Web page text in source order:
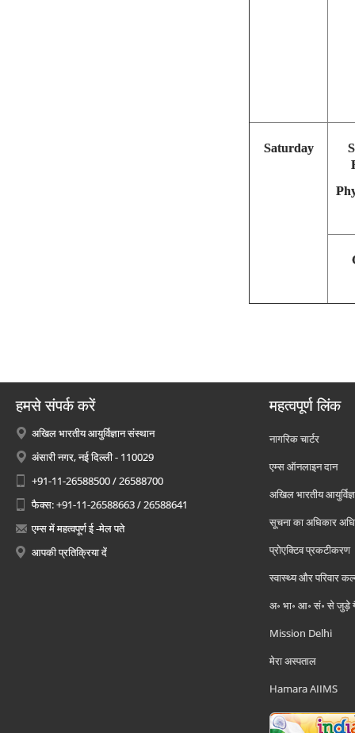
Saturday
हमसे संपर्क करें
अखिल भारतीय आयुर्विज्ञान संस्थान
अंसारी नगर, नई दिल्ली - 110029
+91-11-26588500 / 26588700
फैक्स: +91-11-26588663 / 26588641
एम्स में महत्वपूर्ण ई -मेल पते
आपकी प्रतिक्रिया दें
महत्वपूर्ण लिंक
नागरिक चार्टर
एम्स ऑनलाइन दान
अखिल भारतीय
सूचना का अधिकार
प्रोएक्टिव प्रकटीकरण
स्वास्थ्य और परिवार
अ॰ भा॰ आ॰ सं॰ से जुड़े
Mission Delhi
मेरा अस्पताल
Hamara AIIMS